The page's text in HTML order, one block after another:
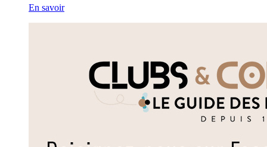
En savoir